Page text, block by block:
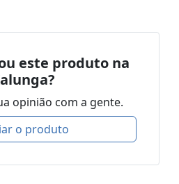
este produto na
opinião com a gente.
o produto